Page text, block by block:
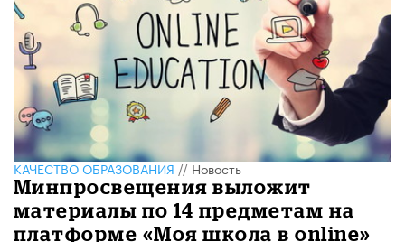
КАЧЕСТВО ОБРАЗОВАНИЯ//Новость
Минпросвещения выложит
материалы по 14 предметам на
платформе «Моя школа в online»